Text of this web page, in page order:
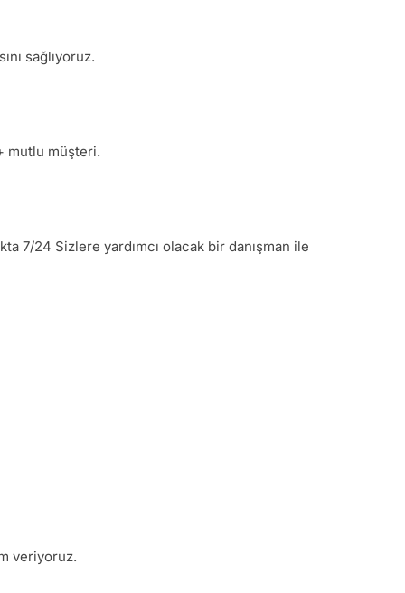
sağlıyoruz.
mutlu müşteri.
7/24 Sizlere yardımcı olacak bir danışman ile
veriyoruz.